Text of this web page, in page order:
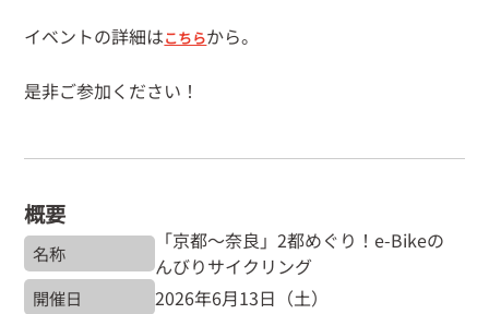
イベントの詳細はこちらから。
是非ご参加ください！
概要
名称
「京都〜奈良」2都めぐり！e-Bikeの
んびりサイクリング
開催日 2026年6月13日（土）